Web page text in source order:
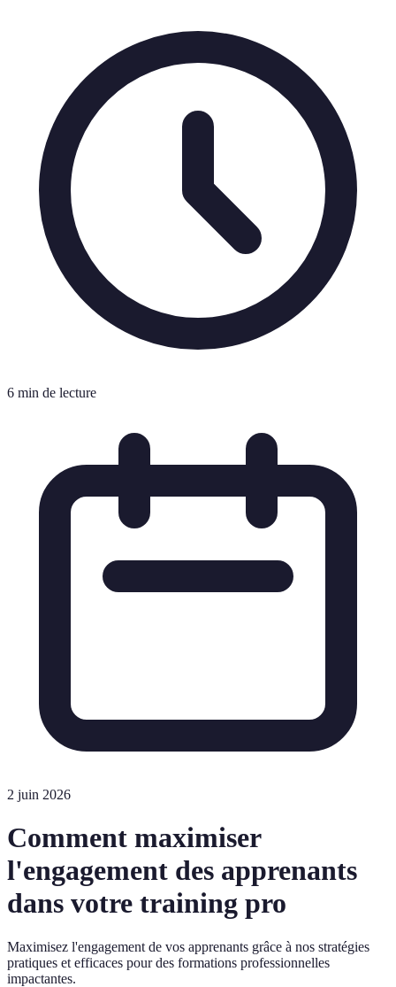
6 min de lecture
2 juin 2026
Comment maximiser
l'engagement des apprenants
dans votre training pro
Maximisez l'engagement de vos apprenants grâce à nos stratégies
pratiques et efficaces pour des formations professionnelles
impactantes.